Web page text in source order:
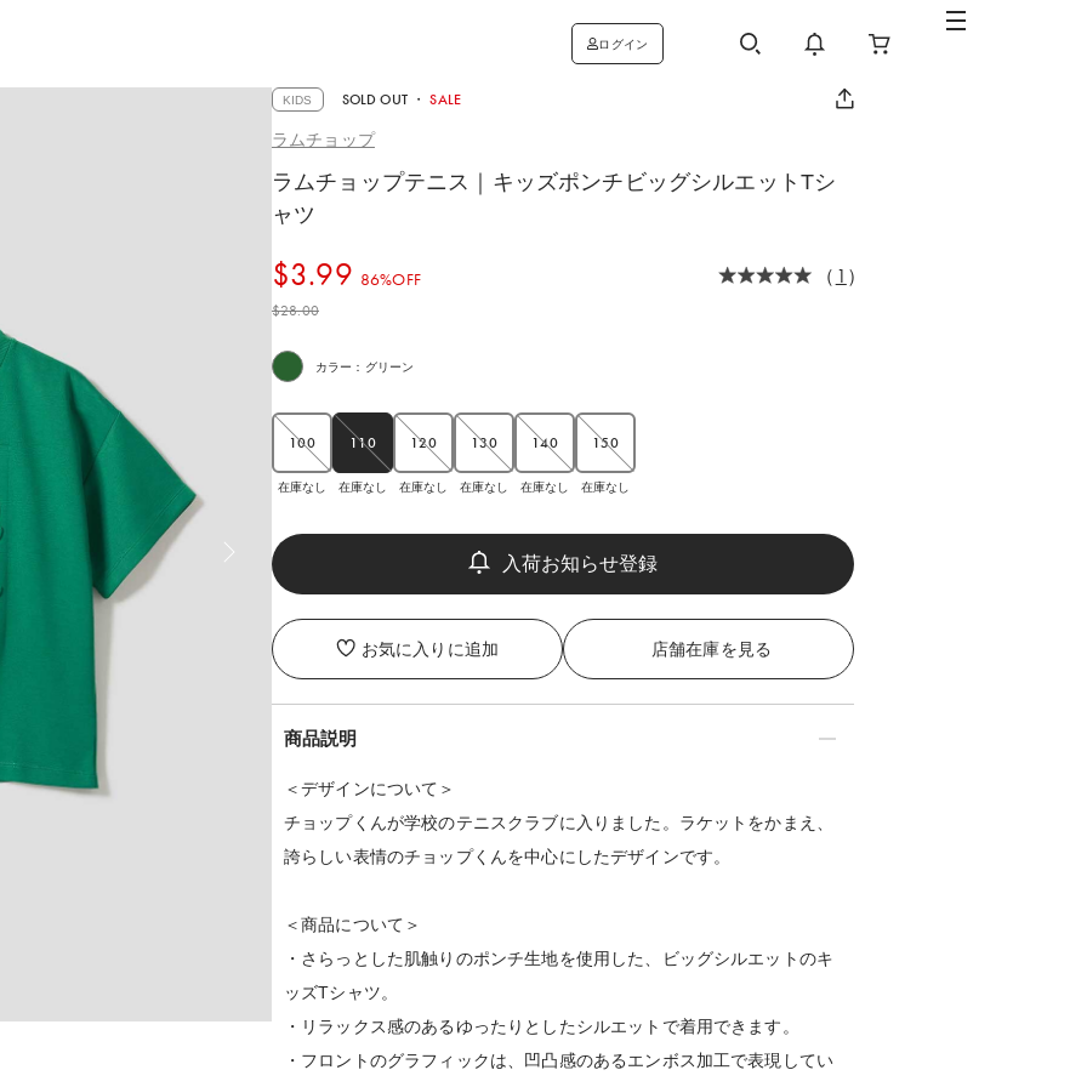
ログイン
KIDS SOLD OUT・SALE
ラムチョップ
ラムチョップテニス｜キッズポンチビッグシルエットTシ
ャツ
$‌3.99 86%OFF （ 1 ）
$‌28.00
カラー：グリーン
100
在庫なし
110
在庫なし
120
在庫なし
130
在庫なし
140
在庫なし
150
在庫なし
お気に入りに追加 店舗在庫を見る
商品説明
＜デザインについて＞
チョップくんが学校のテニスクラブに入りました。ラケットをかまえ、
誇らしい表情のチョップくんを中心にしたデザインです。
＜商品について＞
・さらっとした肌触りのポンチ生地を使用した、ビッグシルエットのキ
ッズTシャツ。
・リラックス感のあるゆったりとしたシルエットで着用できます。
・フロントのグラフィックは、凹凸感のあるエンボス加工で表現してい